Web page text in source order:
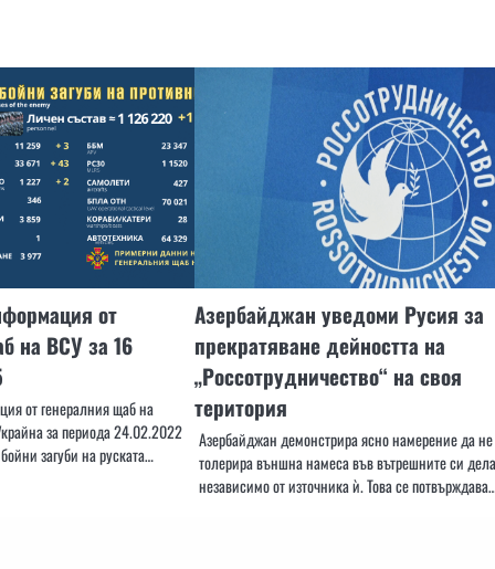
от
на ВСУ за 16
от генералния щаб на
за периода 24.02.2022
загуби на руската…
Азербайджан уведоми Русия за
прекратяване дейността на
„Россотрудничество“ на своя
територия
Азербайджан демонстрира ясно намерение да не
толерира външна намеса във вътрешните си
независимо от източника ѝ. Това се